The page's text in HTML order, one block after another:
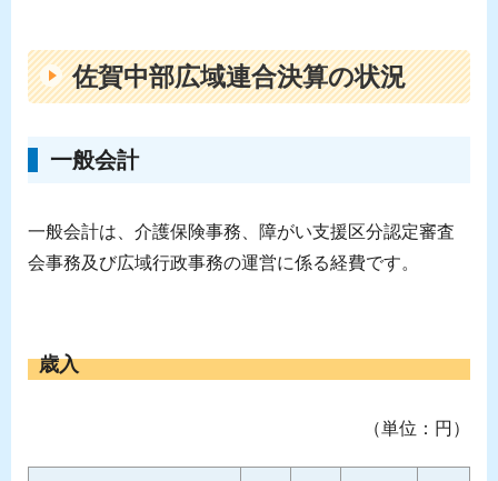
佐賀中部広域連合決算の状況
一般会計
一般会計は、介護保険事務、障がい支援区分認定審査
会事務及び広域行政事務の運営に係る経費です。
歳入
（単位：円）